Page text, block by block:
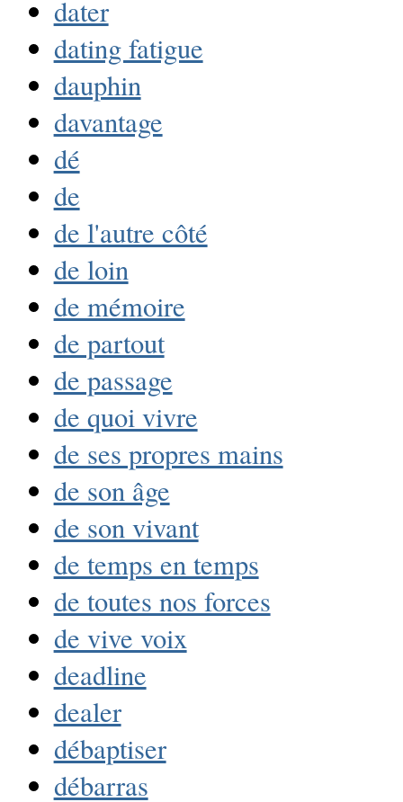
dater
dating fatigue
dauphin
davantage
dé
de
de l'autre côté
de loin
de mémoire
de partout
de passage
de quoi vivre
de ses propres mains
de son âge
de son vivant
de temps en temps
de toutes nos forces
de vive voix
deadline
dealer
débaptiser
débarras